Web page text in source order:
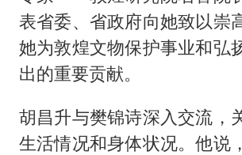
表省委、省政府向她致以崇
她为敦煌文物保护事业和弘
出的重要贡献。
胡昌升与樊锦诗深入交流，
生活情况和身体状况。他说